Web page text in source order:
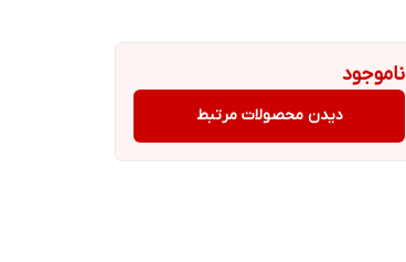
ناموجود
دیدن محصولات مرتبط